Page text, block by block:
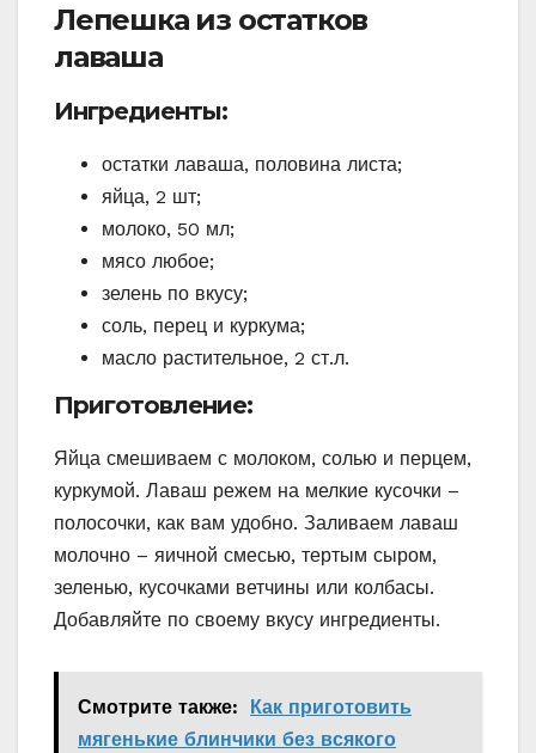
Лепешка из остатков
лаваша
Ингредиенты:
остатки лаваша, половина листа;
яйца, 2 шт;
молоко, 50 мл;
мясо любое;
зелень по вкусу;
соль, перец и куркума;
масло растительное, 2 ст.л.
Приготовление:
Яйца смешиваем с молоком, солью и перцем,
куркумой. Лаваш режем на мелкие кусочки –
полосочки, как вам удобно. Заливаем лаваш
молочно – яичной смесью, тертым сыром,
зеленью, кусочками ветчины или колбасы.
Добавляйте по своему вкусу ингредиенты.
Смотрите также:
Как приготовить
мягенькие блинчики без всякого